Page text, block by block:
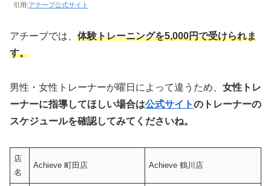
引用:アチーブ公式サイト
アチーブでは、 体験トレーニングを5,000円で受けられま
す。
男性・女性トレーナーが曜日によって違うため、 女性トレ
ーナーに指導してほしい場合は公式サイトのトレーナーの
スケジュールを確認してみてくださいね。
店
名
Achieve 町田店 Achieve 鶴川店